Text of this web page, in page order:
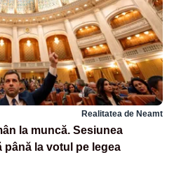
Realitatea de Neamt
la muncă. Sesiunea
la votul pe legea